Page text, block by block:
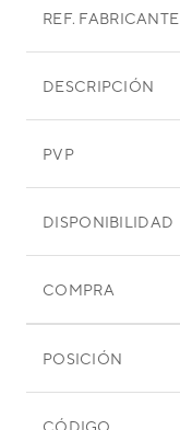
REF. FABRICANTE
DESCRIPCIÓN
PVP
DISPONIBILIDAD
COMPRA
POSICIÓN
CÓDIGO